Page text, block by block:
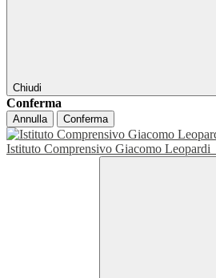
Chiudi
Conferma
Annulla Conferma
Istituto Comprensivo Giacomo Leopardi